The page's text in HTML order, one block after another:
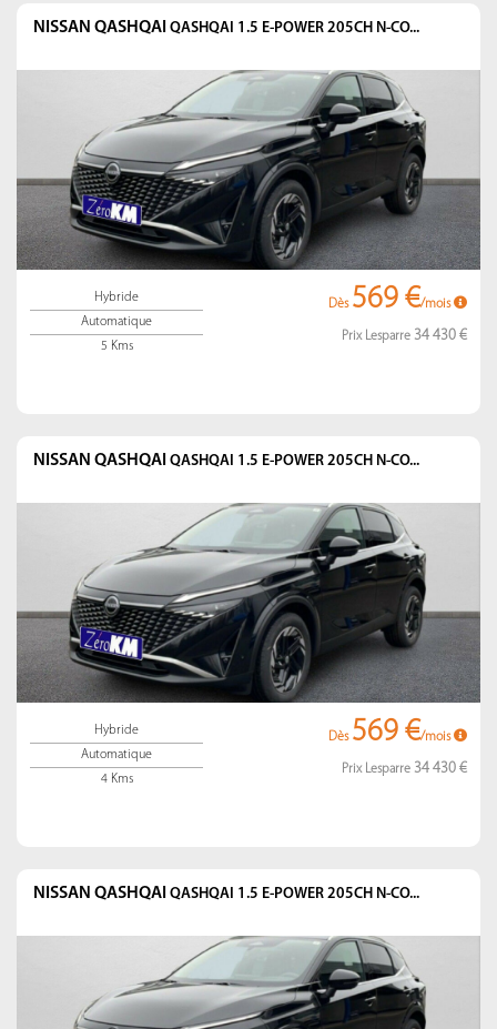
NISSAN QASHQAI QASHQAI 1.5 E-POWER 205CH N-CO...
Hybride
Automatique
5 Kms
Dès 569 €/mois
Prix Lesparre 34 430 €
NISSAN QASHQAI QASHQAI 1.5 E-POWER 205CH N-CO...
Hybride
Automatique
4 Kms
Dès 569 €/mois
Prix Lesparre 34 430 €
NISSAN QASHQAI QASHQAI 1.5 E-POWER 205CH N-CO...